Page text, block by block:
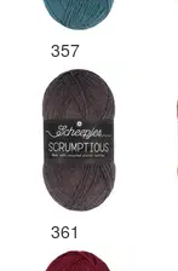
357
361